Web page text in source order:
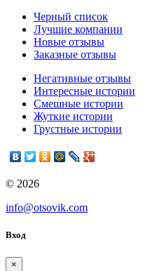
Черный список
Лучшие компании
Новые отзывы
Заказные отзывы
Негативные отзывы
Интересные истории
Смешные истории
Жуткие истории
Грустные истории
© 2026
info@otsovik.com
Вход
×